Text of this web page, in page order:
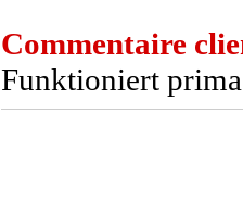
Commentaire
Funktioniert prima